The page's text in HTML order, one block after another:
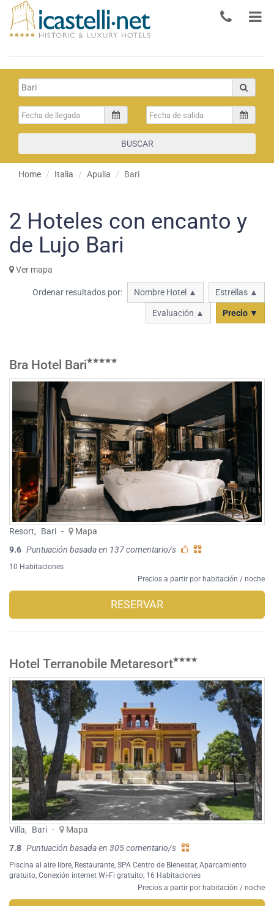
BUSCAR
Home Italia Apulia Bari
2 Hoteles con encanto y
de Lujo Bari
Ver mapa
Ordenar resultados por: Nombre Hotel ▲ Estrellas ▲
Evaluación ▲ Precio ▼
Bra Hotel Bari
Resort, Bari -
Mapa
9.6 Puntuación basada en 137 comentario/s
10 Habitaciones
Precios a partir por habitación / noche
RESERVAR
Hotel Terranobile Metaresort
Villa, Bari -
Mapa
7.8 Puntuación basada en 305 comentario/s
Piscina al aire libre, Restaurante, SPA Centro de Bienestar, Aparcamiento
gratuito, Conexión internet Wi-Fi gratuito, 16 Habitaciones
Precios a partir por habitación / noche